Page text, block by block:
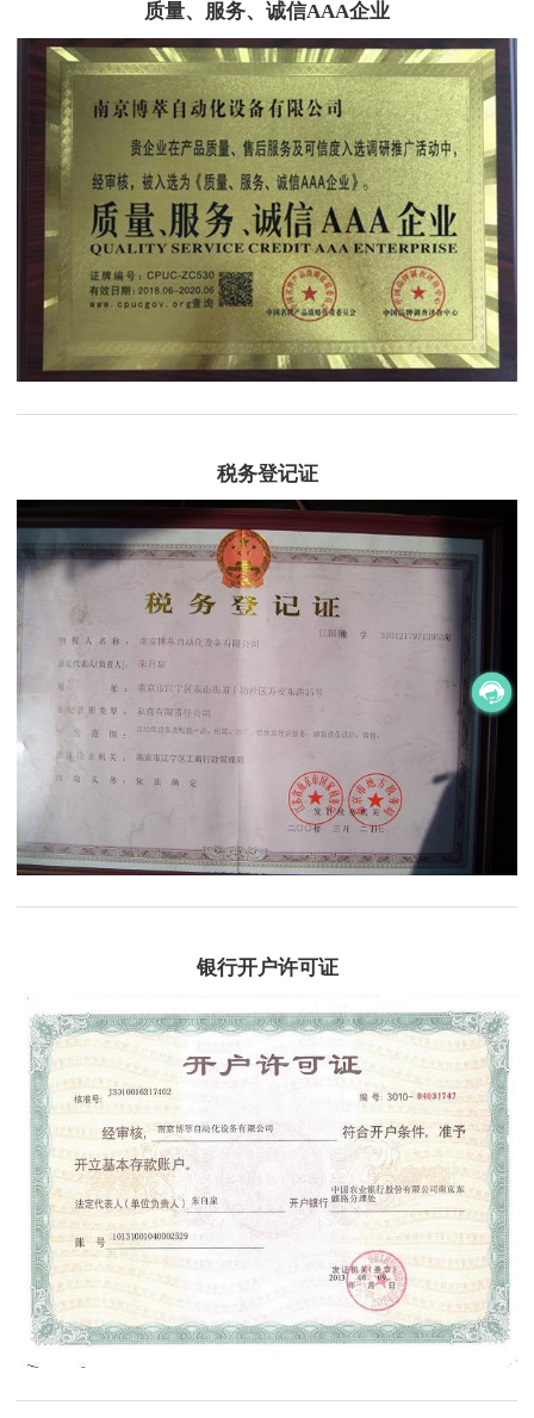
质量、服务、诚信AAA企业
税务登记证
银行开户许可证